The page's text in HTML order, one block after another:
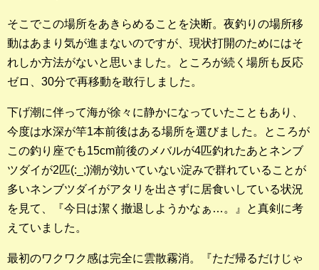
そこでこの場所をあきらめることを決断。夜釣りの場所移
動はあまり気が進まないのですが、現状打開のためにはそ
れしか方法がないと思いました。ところが続く場所も反応
ゼロ、30分で再移動を敢行しました。
下げ潮に伴って海が徐々に静かになっていたこともあり、
今度は水深が竿1本前後はある場所を選びました。ところが
この釣り座でも15cm前後のメバルが4匹釣れたあとネンブ
ツダイが2匹(:_;)潮が効いていない淀みで群れていることが
多いネンブツダイがアタリを出さずに居食いしている状況
を見て、『今日は潔く撤退しようかなぁ…。』と真剣に考
えていました。
最初のワクワク感は完全に雲散霧消。『ただ帰るだけじゃ
釣果投稿フォーム
お問い合わせ